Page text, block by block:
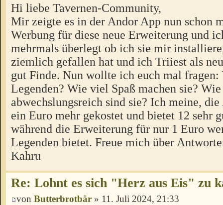
Hi liebe Tavernen-Community,
Mir zeigte es in der Andor App nun schon
Werbung für diese neue Erweiterung und
mehrmals überlegt ob ich sie mir
ziemlich gefallen hat und ich Triiest als
gut Finde. Nun wollte ich euch mal
Legenden? Wie viel Spaß machen sie? Wie
abwechslungsreich sind sie? Ich meine,
ein Euro mehr gekostet und bietet 12 sehr
während die Erweiterung für nur 1 Euro
Legenden bietet. Freue mich über
Kahru
Re: Lohnt es sich "Herz aus Eis" zu
von Butterbrotbär » 11. Juli 2024, 21:33